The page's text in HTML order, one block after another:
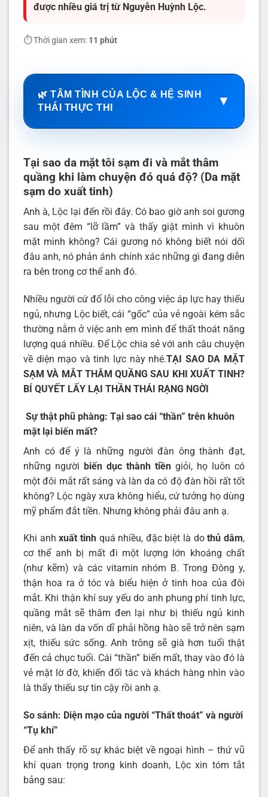
được nhiều giá trị từ Nguyễn Huỳnh Lộc.
⏱️ Thời gian xem: 11 phút
🌿 TÂM TÌNH CỦA LỘC & HỆ SINH
THÁI THỰC THI
▼
Tại sao da mặt tôi sạm đi và mắt thâm
quầng khi làm chuyện đó quá độ? (Da mặt
sạm do xuất tinh)
Anh à, Lộc lại đến rồi đây. Có bao giờ anh soi gương
sau một đêm “lỡ lầm” và thấy giật mình vì khuôn
mặt mình không? Cái gương nó không biết nói dối
đâu anh, nó phản ánh chính xác những gì đang diễn
ra bên trong cơ thể anh đó.
Nhiều người cứ đổ lỗi cho công việc áp lực hay thiếu
ngủ, nhưng Lộc biết, cái “gốc” của vẻ ngoài kém sắc
thường nằm ở việc anh em mình để thất thoát năng
lượng quá nhiều. Để Lộc chia sẻ với anh câu chuyện
về diện mạo và tinh lực này nhé.TẠI SAO DA MẶT
SẠM VÀ MẮT THÂM QUẦNG SAU KHI XUẤT TINH?
BÍ QUYẾT LẤY LẠI THẦN THÁI RẠNG NGỜI
Sự thật phũ phàng: Tại sao cái “thần” trên khuôn
mặt lại biến mất?
Anh có để ý là những người đàn ông thành đạt,
những người biến dục thành tiền giỏi, họ luôn có
một đôi mắt rất sáng và làn da có độ đàn hồi rất tốt
không? Lộc ngày xưa không hiểu, cứ tưởng họ dùng
mỹ phẩm đắt tiền. Nhưng không phải đâu anh ạ.
Khi anhxuất tinhquá nhiều, đặc biệt là dothủ dâm,
cơ thể anh bị mất đi một lượng lớn khoáng chất
(như kẽm) và các vitamin nhóm B. Trong Đông y,
thận hoa ra ở tóc và biểu hiện ở tinh hoa của đôi
mắt. Khi thận khí suy yếu do anh phung phí tinh lực,
quầng mắt sẽ thâm đen lại như bị thiếu ngủ kinh
niên, và làn da vốn dĩ phải hồng hào sẽ trở nên sạm
xịt, thiếu sức sống. Anh trông sẽ già hơn tuổi thật
đến cả chục tuổi. Cái “thần” biến mất, thay vào đó là
vẻ mặt lờ đờ, khiến đối tác và khách hàng nhìn vào
là thấy thiếu sự tin cậy rồi anh ạ.
So sánh: Diện mạo của người “Thất thoát” và người
“Tụ khí”
Để anh thấy rõ sự khác biệt về ngoại hình – thứ vũ
khí quan trọng trong kinh doanh, Lộc xin tóm tắt
bảng sau: